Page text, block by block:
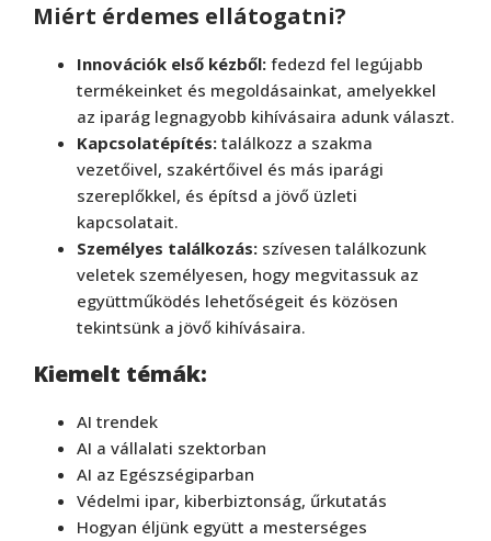
Miért érdemes ellátogatni?
Innovációk első kézből: fedezd fel legújabb
termékeinket és megoldásainkat, amelyekkel
az iparág legnagyobb kihívásaira adunk választ.
Kapcsolatépítés: találkozz a szakma
vezetőivel, szakértőivel és más iparági
szereplőkkel, és építsd a jövő üzleti
kapcsolatait.
Személyes találkozás: szívesen találkozunk
veletek személyesen, hogy megvitassuk az
együttműködés lehetőségeit és közösen
tekintsünk a jövő kihívásaira.
Kiemelt témák:
AI trendek
AI a vállalati szektorban
AI az Egészségiparban
Védelmi ipar, kiberbiztonság, űrkutatás
Hogyan éljünk együtt a mesterséges